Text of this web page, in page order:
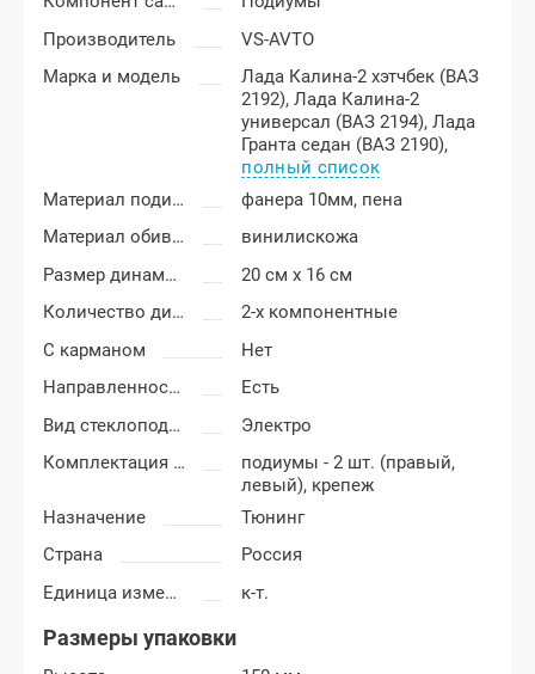
Производитель
VS-AVTO
Марка и модель
Лада Калина-2 хэтчбек (ВАЗ
2192),Лада Калина-2
универсал (ВАЗ 2194),Лада
Гранта седан (ВАЗ 2190),
полный список
Материал подиумов
фанера 10мм, пена
Материал обивки подиумов
винилискожа
Размер динамиков
20 см x 16 см
Количество динамиков
2-х компонентные
С карманом
Нет
Направленность
Есть
Вид стеклоподъемников
Электро
Комплектация подиумов
подиумы - 2 шт. (правый,
левый), крепеж
Назначение
Тюнинг
Страна
Россия
Единица измерения
к-т.
Размеры упаковки